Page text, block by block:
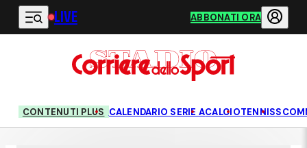
Vai al contenuto principale
LIVE ABBONATI ORA
CONTENUTI PLUS CALENDARIO SERIE ACALCIOTENNIS